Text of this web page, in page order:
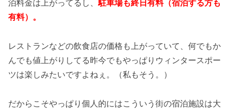
泊料金は上がってるし、 駐車場も終日有料（宿泊する方も
有料）。
レストランなどの飲食店の価格も上がっていて、何でもか
んでも値上がりしてる昨今でもやっぱりウィンタースポー
ツは楽しみたいですよねぇ。（私もそう。）
だからこそやっぱり個人的にはこういう街の宿泊施設は大